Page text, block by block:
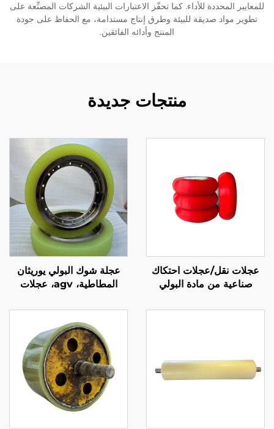
للمعايير المحددة للأداء. كما تحفّز الاعتبارات البيئية الشركات المصنِّعة على
تطوير مواد صديقة للبيئة وطرق إنتاج مستدامة، مع الحفاظ على جودة
المنتج وأدائه الفائقين.
منتجات جديدة
عجلات نقل/عجلات احتكاك
صناعية من مادة البولي
دعم OEM/ODM، مقاومة
عجلة شوك البولي يوريثان
المطاطية، agv، عجلات
للضغط، مقاومة للتآكل،
وارتداد عالي